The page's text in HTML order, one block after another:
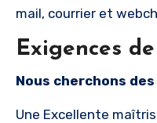
mail, courrier et
Exigences
Nous cherchons
Une Excellente